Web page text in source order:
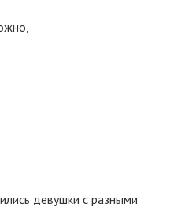
девушки с разными